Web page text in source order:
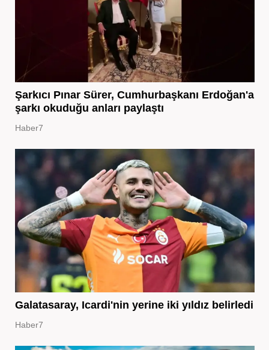
Şarkıcı Pınar Sürer, Cumhurbaşkanı Erdoğan'a
şarkı okuduğu anları paylaştı
Haber7
Galatasaray, Icardi'nin yerine iki yıldız belirledi
Haber7